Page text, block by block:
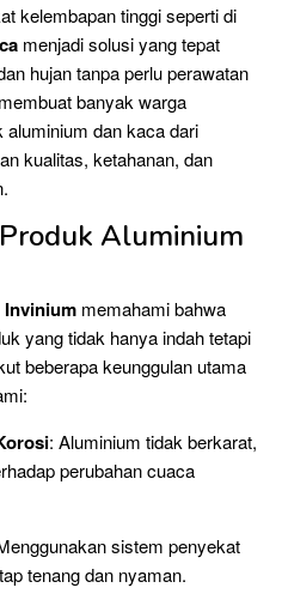
kelembapan tinggi seperti di
menjadi solusi yang tepat
hujan tanpa perlu perawatan
banyak warga
aluminium dan kaca dari
kualitas, ketahanan, dan
Aluminium
Invinium memahami bahwa
yang tidak hanya indah tetapi
beberapa keunggulan utama
: Aluminium tidak berkarat,
perubahan cuaca
sistem penyekat
tenang dan nyaman.